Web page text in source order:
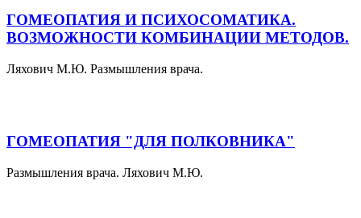
ГОМЕОПАТИЯ И ПСИХОСОМАТИКА.
ВОЗМОЖНОСТИ КОМБИНАЦИИ МЕТОДОВ.
Ляхович М.Ю. Размышления врача.
ГОМЕОПАТИЯ "ДЛЯ ПОЛКОВНИКА"
Размышления врача. Ляхович М.Ю.